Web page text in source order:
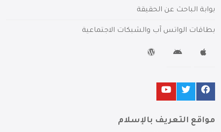
بوابة الباحث عن الحقيقة
بطاقات الواتس آب والشبكات الاجتماعية
مواقع التعريف بالإسلام